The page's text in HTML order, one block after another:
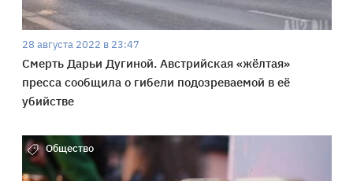
28 августа 2022 в 23:47
Смерть Дарьи Дугиной. Австрийская «жёлтая»
пресса сообщила о гибели подозреваемой в её
убийстве
Общество